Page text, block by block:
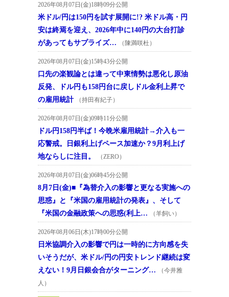
2026年08月07日(金)18時09分公開
米ドル/円は150円を試す展開に!? 米ドル高・円
安は終焉を迎え、2026年中に140円の大台打診
があってもサプライズ…
（陳満咲杜）
2026年08月07日(金)15時43分公開
口先の楽観論とは違って中東情勢は悪化し原油
反発、ドル円も158円台に戻しドル金利上昇で
の雇用統計
（持田有紀子）
2026年08月07日(金)09時11分公開
ドル円158円半ば！今晩米雇用統計→介入も一
応警戒。日銀利上げペース加速か？9月利上げ
地ならしに注目。
（ZERO）
2026年08月07日(金)06時45分公開
8月7日(金)■『為替介入の影響と更なる実施への
思惑』と『米国の雇用統計の発表』、そして
『米国の金融政策への思惑(利上…
（羊飼い）
2026年08月06日(木)17時00分公開
日米協調介入の影響で円は一時的に方向感を失
いそうだが、米ドル/円の円安トレンド継続は変
えない！9月日銀会合がターニング…
（今井雅
人）